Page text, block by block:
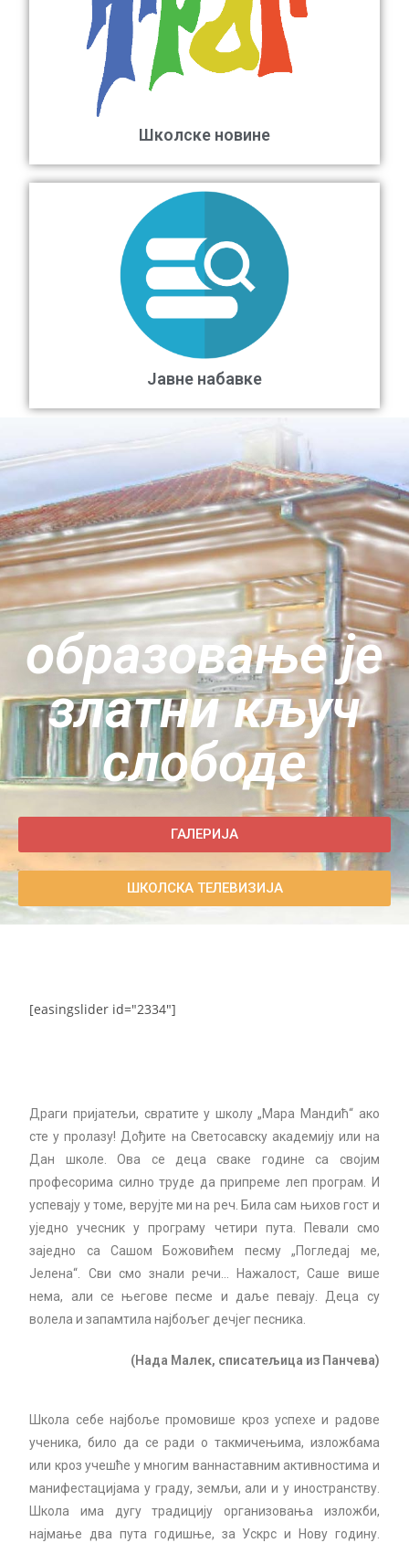
Школске новине
Јавне набавке
oбразовање је
златни кључ
слободе
ГАЛЕРИЈА
ШКОЛСКА ТЕЛЕВИЗИЈА
[easingslider id="2334"]
Драги пријатељи, свратите у школу „Мара Мандић“ ако
сте у пролазу! Дођите на Светосавску академију или на
Дан школе. Ова се деца сваке године са својим
професорима силно труде да припреме леп програм. И
успевају у томе, верујте ми на реч. Била сам њихов гост и
уједно учесник у програму четири пута. Певали смо
заједно са Сашом Божовићем песму „Погледај ме,
Јелена“. Сви смо знали речи… Нажалост, Саше више
нема, али се његове песме и даље певају. Деца су
волела и запамтила најбољег дечјег песника.
(Нада Малек, списатељица из Панчева)
Школа себе најбоље промовише кроз успехе и радове
ученика, било да се ради о такмичењима, изложбама
или кроз учешће у многим ваннаставним активностима и
манифестацијама у граду, земљи, али и у иностранству.
Школа има дугу традицију организовања изложби,
најмање два пута годишње, за Ускрс и Нову годину.